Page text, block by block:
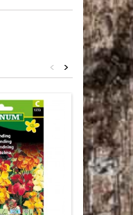
>
<